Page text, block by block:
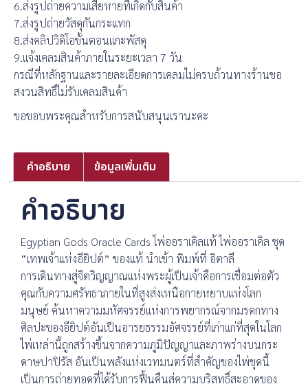
6.ส่งรูปถ่ายความเสียหายที่เกิดกับสินค้า
7.ส่งรูปถ่ายวัสดุกันกระแทก
8.ส่งคลิปวิดิโอขั้นตอนแกะพัสดุ
9.แจ้งเคลมสินค้าภายในระยะเวลา 7 วัน
กรณีที่หลักฐานและรายละเอียดการเคลมไม่ครบถ้วนทางร้านขอ
สงวนสิทธิ์ไม่รับเคลมสินค้า
ขอขอบพระคุณสำหรับการสนับสนุนเรานะคะ
คำอธิบาย ข้อมูลเพิ่มเติม
คำอธิบาย
Egyptian Gods Oracle Cards ไพ่ออราเคิลแท้ ไพ่ออราเคิล ชุด
“เทพเจ้าแห่งอียิปต์” ของแท้ นำเข้า พิมพ์ที่ อิตาลี
การเดินทางสู่จิตวิญญาณแห่งพระผู้เป็นเจ้าคือการเชื่อมต่อตัว
คุณกับความศรัทธาภายในที่สูงส่งเหนือกายหยาบแห่งโลก
มนุษย์ ค้นหาความมหัศจรรย์แห่งการพยากรณ์จากมรดกทาง
ศิลปะของอียิปต์อันเป็นอารยธรรมอัศจรรย์ที่เก่าแก่ที่สุดในโลก
ไพ่เหล่านี้ถูกสร้างขึ้นจากความภูมิปัญญาและภาพร่างบนกระ
ดาษปาปิรัส อันเป็นพลังแห่งเวทมนตร์ที่สำคัญของไพ่ชุดนี้
เป็นการถ่ายทอดที่ได้รับการฟื้นคืนสู่ความบริสุทธิ์สะอาดของ